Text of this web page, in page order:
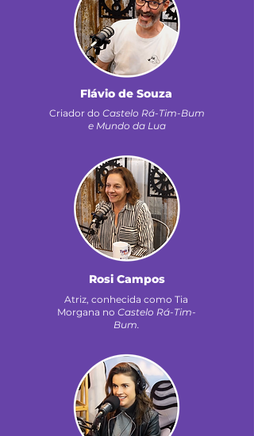
Flávio de Souza
Criador do Castelo Rá-Tim-Bum
e Mundo da Lua
Rosi Campos
Atriz, conhecida como Tia
Morgana no Castelo Rá-Tim-
Bum.